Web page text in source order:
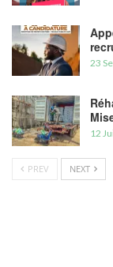
23
12
PREV NEXT